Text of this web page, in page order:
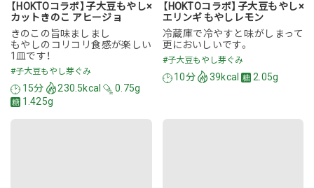
【HOKTOコラボ】子大豆もやし×
カットきのこ アヒージョ
きのこの旨味ましまし
もやしのコリコリ食感が楽しい
1皿です！
#子大豆もやし芽ぐみ
15分 230.5kcal
0.75g
1.425g
【HOKTOコラボ】子大豆もやし×
エリンギ もやしレモン
冷蔵庫で冷やすと味がしまって
更においしいです。
#子大豆もやし芽ぐみ
10分 39kcal 2.05g